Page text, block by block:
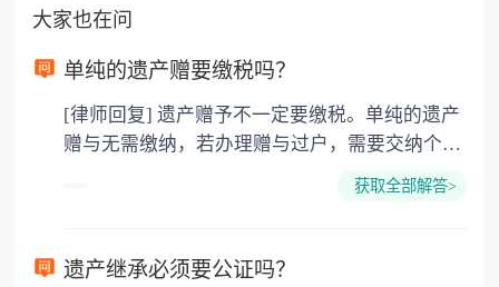
大家也在问
单纯的遗产赠要缴税吗？
[律师回复] 遗产赠予不一定要缴税。单纯的遗产
赠与无需缴纳，若办理赠与过户，需要交纳个人
所得税、契税和公证费。赠与过户是没有增值税
要缴纳公证费，具体如下： 1. 公证费：按房
获取全部解答>
遗产继承必须要公证吗？